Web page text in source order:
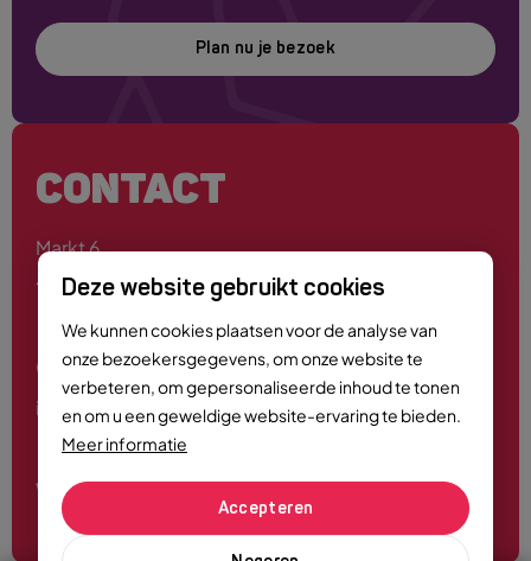
Deze website gebruikt cookies
We kunnen cookies plaatsen voor de analyse van
onze bezoekersgegevens, om onze website te
verbeteren, om gepersonaliseerde inhoud te tonen
en om u een geweldige website-ervaring te bieden.
Meer informatie
Accepteren
Plan nu je bezoek
CONTACT
Markt 6
4701 PE Roosendaal
0165 - 55 44 00
info@roosendaalcitymarketing.nl
Volg ons